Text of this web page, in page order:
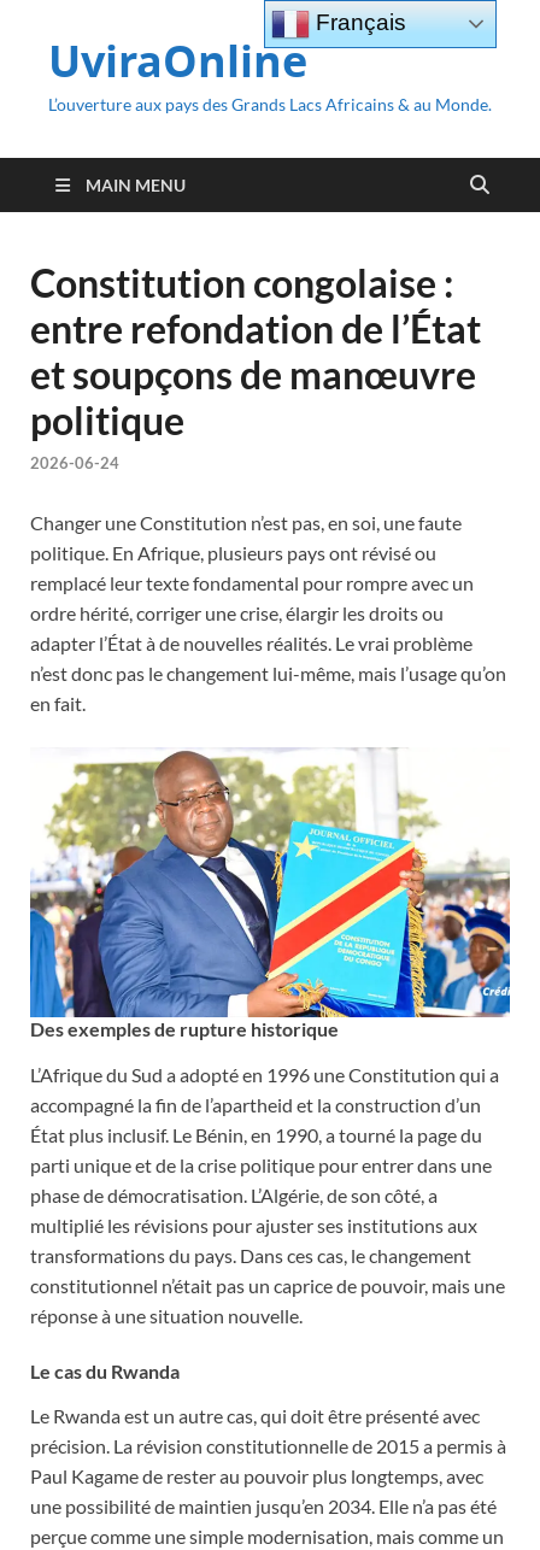
UviraOnline
L’ouverture aux pays des Grands Lacs Africains & au Monde.
MAIN MENU
Constitution congolaise :
entre refondation de l’État
et soupçons de manœuvre
politique
2026-06-24
Changer une Constitution n’est pas, en soi, une faute
politique. En Afrique, plusieurs pays ont révisé ou
remplacé leur texte fondamental pour rompre avec un
ordre hérité, corriger une crise, élargir les droits ou
adapter l’État à de nouvelles réalités. Le vrai problème
n’est donc pas le changement lui-même, mais l’usage qu’on
en fait.
Des exemples de rupture historique
L’Afrique du Sud a adopté en 1996 une Constitution qui a
accompagné la fin de l’apartheid et la construction d’un
État plus inclusif. Le Bénin, en 1990, a tourné la page du
parti unique et de la crise politique pour entrer dans une
phase de démocratisation. L’Algérie, de son côté, a
multiplié les révisions pour ajuster ses institutions aux
transformations du pays. Dans ces cas, le changement
constitutionnel n’était pas un caprice de pouvoir, mais une
réponse à une situation nouvelle.
Le cas du Rwanda
Le Rwanda est un autre cas, qui doit être présenté avec
précision. La révision constitutionnelle de 2015 a permis à
Paul Kagame de rester au pouvoir plus longtemps, avec
une possibilité de maintien jusqu’en 2034. Elle n’a pas été
perçue comme une simple modernisation, mais comme un
Français